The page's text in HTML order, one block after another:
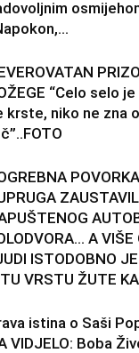
“Celo selo
krste, niko ne zna
A
ISTODOBNO
VRSTU ŽUTE
istina o Saši
VIDJELO: Boba